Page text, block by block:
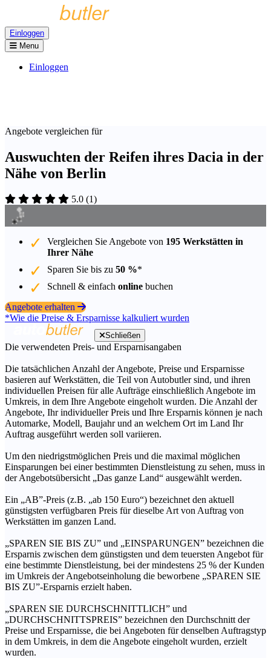
Einloggen
Menu
Einloggen
Angebote vergleichen für
Auswuchten der Reifen ihres Dacia in der
Nähe von Berlin
5.0 (1)
Vergleichen Sie Angebote von 195 Werkstätten in
Ihrer Nähe
Sparen Sie bis zu 50 %*
Schnell & einfach online buchen
Angebote erhalten
*Wie die Preise & Ersparnisse kalkuliert wurden
Schließen
Die verwendeten Preis- und Ersparnisangaben
Die tatsächlichen Anzahl der Angebote, Preise und Ersparnisse
basieren auf Werkstätten, die Teil von Autobutler sind, und ihren
individuellen Preisen für alle Aufträge einschließlich Angebote im
Umkreis, in dem Ihre Angebote eingeholt wurden. Die Anzahl der
Angebote, Ihr individueller Preis und Ihre Ersparnis können je nach
Automarke, Modell, Baujahr und an welchem Ort im Land Ihr
Auftrag ausgeführt werden soll variieren.
Um den niedrigstmöglichen Preis und die maximal möglichen
Einsparungen bei einer bestimmten Dienstleistung zu sehen, muss in
der Angebotsübersicht „Das ganze Land“ ausgewählt werden.
Ein „AB”-Preis (z.B. „ab 150 Euro“) bezeichnet den aktuell
günstigsten verfügbaren Preis für dieselbe Art von Auftrag von
Werkstätten im ganzen Land.
„SPAREN SIE BIS ZU” und „EINSPARUNGEN” bezeichnen die
Ersparnis zwischen dem günstigsten und dem teuersten Angebot für
eine bestimmte Dienstleistung, bei der mindestens 25 % der Kunden
im Umkreis der Angebotseinholung die beworbene „SPAREN SIE
BIS ZU”-Ersparnis erzielt haben.
„SPAREN SIE DURCHSCHNITTLICH” und
„DURCHSCHNITTSPREIS” bezeichnen den Durchschnitt der
Preise und Ersparnisse, die bei Angeboten für denselben Auftragstyp
in dem Umkreis, in dem die Angebote eingeholt wurden, erzielt
wurden.